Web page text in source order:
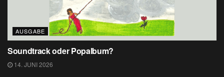
AUSGABE
Soundtrack oder Popalbum?
14. JUNI 2026